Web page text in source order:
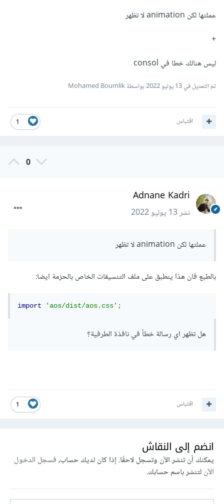
واعادة استعراض المشروع.
عملتها لكن animation لا تظهر
+
ليس هنالك خطا في consol
تم التعديل في13 يوليو 2022 بواسطة Mohamed Boumlik
1 اقتباس
0
Adnane Kadri
نشر13 يوليو 2022
عملتها لكن animation لا تظهر
بالطبع فان هذا ينطبق على ملف التنسيقات الخاص بالحزمة ايضا:
import 'aos/dist/aos.css';
هل تظهر اي رسالة خطأ في نافذة الطرفية؟
1 اقتباس
انضم إلى النقاش
يمكنك أن تنشر الآن وتسجل لاحقًا. إذا كان لديك حساب،فسجل الدخول
الآنلتنشر باسم حسابك.